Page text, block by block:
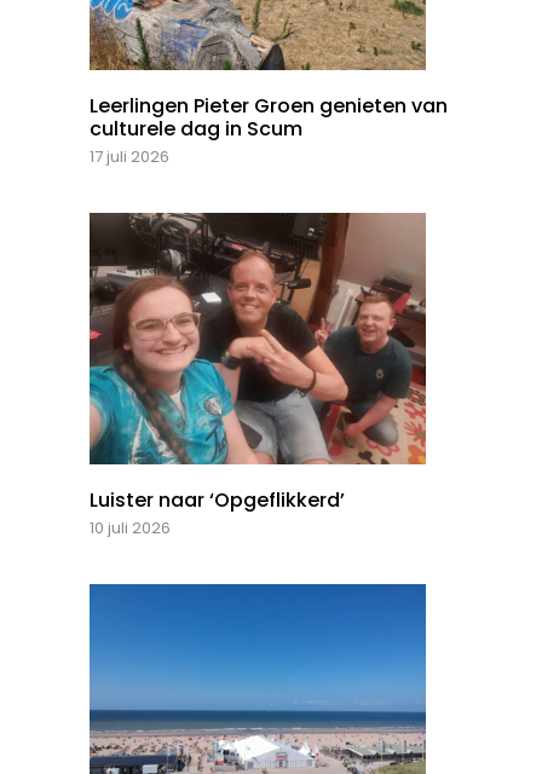
Leerlingen Pieter Groen genieten van
culturele dag in Scum
17 juli 2026
Luister naar ‘Opgeflikkerd’
10 juli 2026